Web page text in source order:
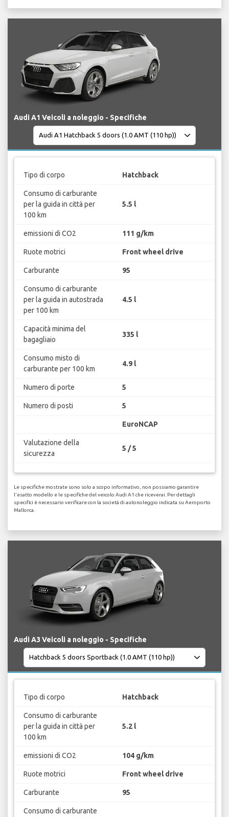
Audi A1 Veicoli a noleggio - Specifiche
Tipo di corpo Hatchback
Consumo di carburante
per la guida in città per
100 km
5.5 l
emissioni di CO2 111 g/km
Ruote motrici Front wheel drive
Carburante 95
Consumo di carburante
per la guida in autostrada
per 100 km
4.5 l
Capacità minima del
bagagliaio
335 l
Consumo misto di
carburante per 100 km
4.9 l
Numero di porte 5
Numero di posti 5
EuroNCAP
Valutazione della
sicurezza
5 / 5
Le specifiche mostrate sono solo a scopo informativo, non possiamo garantire
l'esatto modello e le specifiche del veicolo Audi A1 che riceverai. Per dettagli
specifici è necessario verificare con la società di autonoleggio indicata su Aeroporto
Mallorca.
Audi A3 Veicoli a noleggio - Specifiche
Tipo di corpo Hatchback
Consumo di carburante
per la guida in città per
100 km
5.2 l
emissioni di CO2 104 g/km
Ruote motrici Front wheel drive
Carburante 95
Consumo di carburante